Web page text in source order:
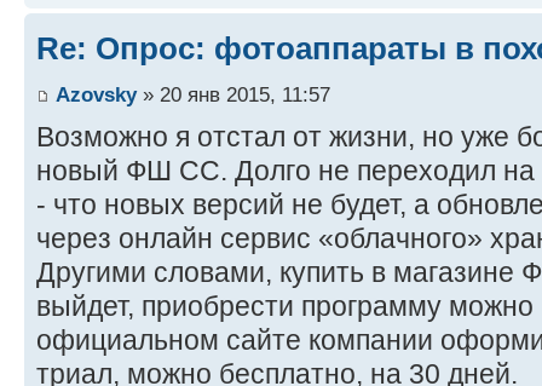
Re: Опрос: фотоаппараты в
Azovsky» 20 янв 2015, 11:57
Возможно я отстал от жизни, но уже
новый ФШ СС. Долго не переходил на
- что новых версий не будет, а
через онлайн сервис «облачного»
Другими словами, купить в магазине
выйдет, приобрести программу можно
официальном сайте компании
триал, можно бесплатно, на 30 дней.